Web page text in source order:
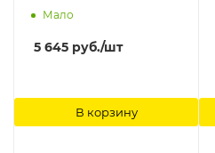
Мало
5 645 руб./шт
В корзину